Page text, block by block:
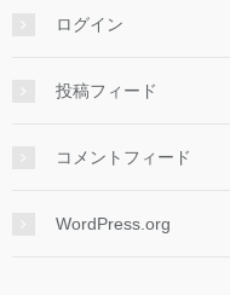
ログイン
投稿フィード
コメントフィード
WordPress.org